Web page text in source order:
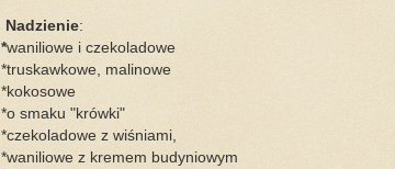
Nadzienie:
*waniliowe i czekoladowe
*truskawkowe, malinowe
*kokosowe
*o smaku "krówki"
*czekoladowe z wiśniami,
*waniliowe z kremem budyniowym